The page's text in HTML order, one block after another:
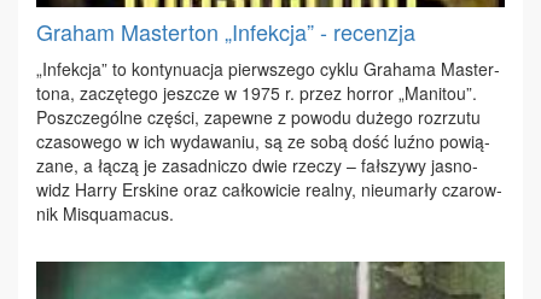
Graham Masterton „Infekcja” - recenzja
„In­fek­cja” to kon­ty­nu­acja pierw­sze­go cy­klu Gra­ha­ma Ma­ster­
to­na, za­czę­te­go jesz­cze w 1975 r. przez hor­ror „Ma­ni­tou”.
Po­szcze­gól­ne czę­ści, za­pew­ne z po­wo­du du­że­go roz­rzu­tu
cza­so­we­go w ich wy­da­wa­niu, są ze so­bą dość luź­no po­wią­
za­ne, a łą­czą je za­sad­ni­czo dwie rze­czy – fał­szy­wy ja­sno­
widz Har­ry Er­ski­ne oraz cał­ko­wi­cie re­al­ny, nie­umar­ły cza­row­
nik Mi­squ­ama­cus.